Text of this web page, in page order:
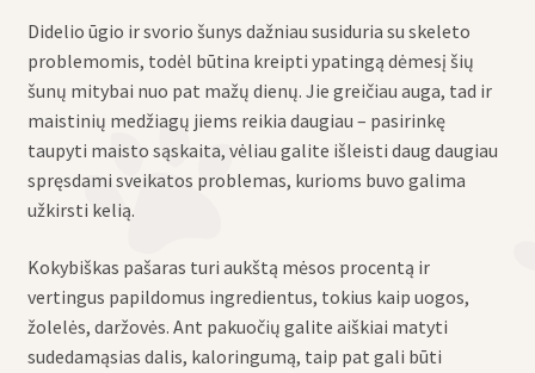
Didelio ūgio ir svorio šunys dažniau susiduria su skeleto
problemomis, todėl būtina kreipti ypatingą dėmesį šių
šunų mitybai nuo pat mažų dienų. Jie greičiau auga, tad ir
maistinių medžiagų jiems reikia daugiau – pasirinkę
taupyti maisto sąskaita, vėliau galite išleisti daug daugiau
spręsdami sveikatos problemas, kurioms buvo galima
užkirsti kelią.
Kokybiškas pašaras turi aukštą mėsos procentą ir
vertingus papildomus ingredientus, tokius kaip uogos,
žolelės, daržovės. Ant pakuočių galite aiškiai matyti
sudedamąsias dalis, kaloringumą, taip pat gali būti